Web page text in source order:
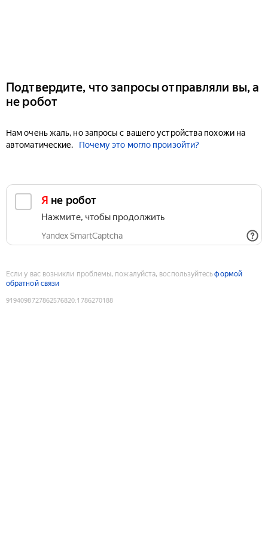
Подтвердите, что запросы отправляли вы, а
не робот
Нам очень жаль, но запросы с вашего устройства похожи на
автоматические.
Почему это могло произойти?
Я не робот
Нажмите, чтобы продолжить
Yandex SmartCaptcha
Если у вас возникли проблемы, пожалуйста, воспользуйтесьформой
обратной связи
9194098727862576820:1786270188